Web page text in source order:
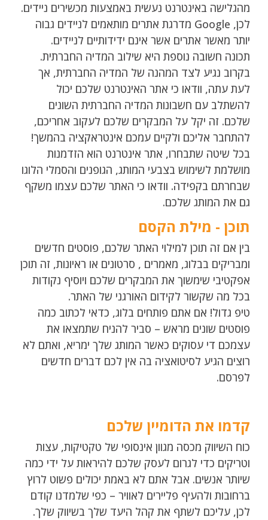
מהגלישה באינטרנט נעשית באמצעות מכשירים ניידים.
לכן, Google מדרגת אתרים מותאמים לניידים גבוה
יותר מאשר אתרים אשר אינם ידידותיים לניידים.
תכונה חשובה נוספת היא שילוב המדיה החברתית.
בקרוב נגיע לצד המהנה של המדיה החברתית, אך
לעת עתה, וודאו כי אתר האינטרנט שלכם יכול
להשתלב עם חשבונות המדיה החברתית השונים
שלכם. זה יקל על המבקרים שלכם לעקוב אחריכם,
להתחבר אליכם ולקיים עמכם אינטראקציה בהמשך!
בכל שיטה שתבחרו, אתר אינטרנט הוא הזדמנות
מושלמת לשימוש בצבעי המותג, הגופנים והסמלי הלוגו
שבחרתם בקפידה. וודאו כי האתר שלכם עצמו משקף
גם את המותג שלכם.
תוכן - מילת הקסם
בין אם זה תוכן למילוי האתר שלכם, פוסטים חדשים
ומבריקים בבלוג, מאמרים , סרטונים או ראיונות, זה תוכן
אפקטיבי שימשוך את המבקרים שלכם ויוסיף נקודות
בכל מה שקשור לקידום האורגני של האתר.
טיפ גדול! אם אתם פותחים בלוג, כדאי לכתוב כמה
פוסטים שונים מראש – סביר להניח שתמצאו את
עצמכם די עסוקים כאשר המותג שלך ימריא, ואתם לא
רוצים הגיע לסיטואציה בה אין לכם דברים חדשים
לפרסם.
קדמו את הדומיין שלכם
כוח השיווק מכסה מגוון אינסופי של טקטיקות, עצות
וטריקים כדי לגרום לעסק שלכם להיראות על ידי כמה
שיותר אנשים. אבל אתם לא באמת יכולים פשוט לרוץ
ברחובות ולהעיף פליירים לאוויר – כפי שלמדנו קודם
לכן, עליכם לשתף את קהל היעד שלך בשיווק שלך.